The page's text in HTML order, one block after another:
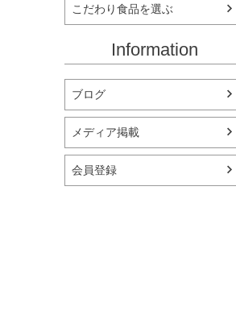
こだわり食品を選ぶ
Information
ブログ
メディア掲載
会員登録